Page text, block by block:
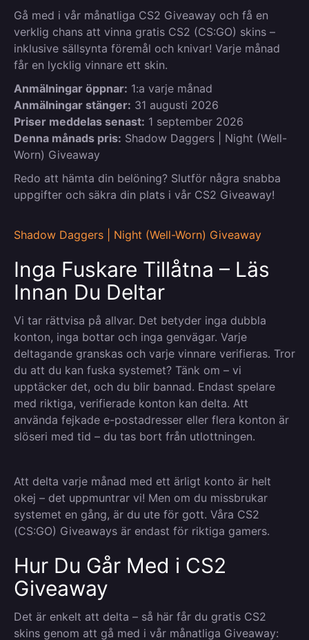
Gå med i vår månatliga CS2 Giveaway och få en
verklig chans att vinna gratis CS2 (CS:GO) skins –
inklusive sällsynta föremål och knivar! Varje månad
får en lycklig vinnare ett skin.
Anmälningar öppnar: 1:a varje månad
Anmälningar stänger: 31 augusti 2026
Priser meddelas senast: 1 september 2026
Denna månads pris: Shadow Daggers | Night (Well-
Worn) Giveaway
Redo att hämta din belöning? Slutför några snabba
uppgifter och säkra din plats i vår CS2 Giveaway!
Shadow Daggers | Night (Well-Worn) Giveaway
Inga Fuskare Tillåtna – Läs
Innan Du Deltar
Vi tar rättvisa på allvar. Det betyder inga dubbla
konton, inga bottar och inga genvägar. Varje
deltagande granskas och varje vinnare verifieras. Tror
du att du kan fuska systemet? Tänk om – vi
upptäcker det, och du blir bannad. Endast spelare
med riktiga, verifierade konton kan delta. Att
använda fejkade e-postadresser eller flera konton är
slöseri med tid – du tas bort från utlottningen.
Att delta varje månad med ett ärligt konto är helt
okej – det uppmuntrar vi! Men om du missbrukar
systemet en gång, är du ute för gott. Våra CS2
(CS:GO) Giveaways är endast för riktiga gamers.
Hur Du Går Med i CS2
Giveaway
Det är enkelt att delta – så här får du gratis CS2
skins genom att gå med i vår månatliga Giveaway: